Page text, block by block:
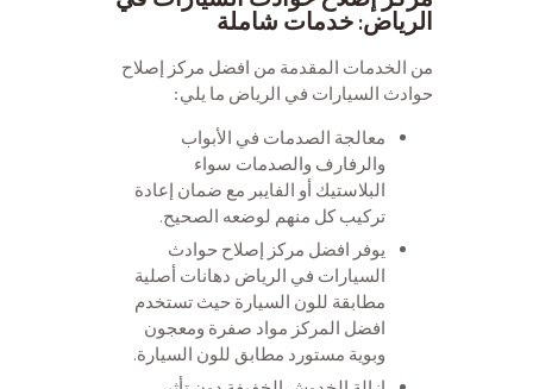
الرياض: خدمات شاملة
من الخدمات المقدمة من افضل مركز إصلاح
حوادث السيارات في الرياض ما يلي:
معالجة الصدمات في الأبواب
والرفارف والصدمات سواء
البلاستيك أو الفايبر مع ضمان إعادة
تركيب كل منهم لوضعه الصحيح.
يوفر افضل مركز إصلاح حوادث
السيارات في الرياض دهانات أصلية
مطابقة للون السيارة حيث تستخدم
افضل المركز مواد صفرة ومعجون
وبوية مستورد مطابق للون السيارة.